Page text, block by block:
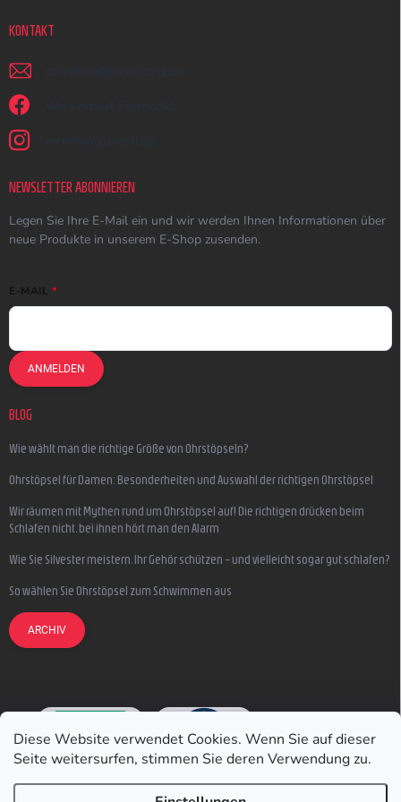
Diese Website verwendet Cookies. Wenn Sie auf dieser
Seite weitersurfen, stimmen Sie deren Verwendung zu.
KONTAKT
schreiben @ earmazing.de
Wir sind auf Facebook!
earmazing_earplugs
NEWSLETTER ABONNIEREN
Legen Sie Ihre E-Mail ein und wir werden Ihnen Informationen über
neue Produkte in unserem E-Shop zusenden.
E-MAIL
ANMELDEN
BLOG
Wie wählt man die richtige Größe von Ohrstöpseln?
Ohrstöpsel für Damen: Besonderheiten und Auswahl der richtigen Ohrstöpsel
Wir räumen mit Mythen rund um Ohrstöpsel auf! Die richtigen drücken beim
Schlafen nicht, bei ihnen hört man den Alarm
Wie Sie Silvester meistern, Ihr Gehör schützen – und vielleicht sogar gut schlafen?
So wählen Sie Ohrstöpsel zum Schwimmen aus
ARCHIV